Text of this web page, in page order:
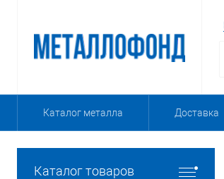
Каталог металла Доставка
Каталог товаров